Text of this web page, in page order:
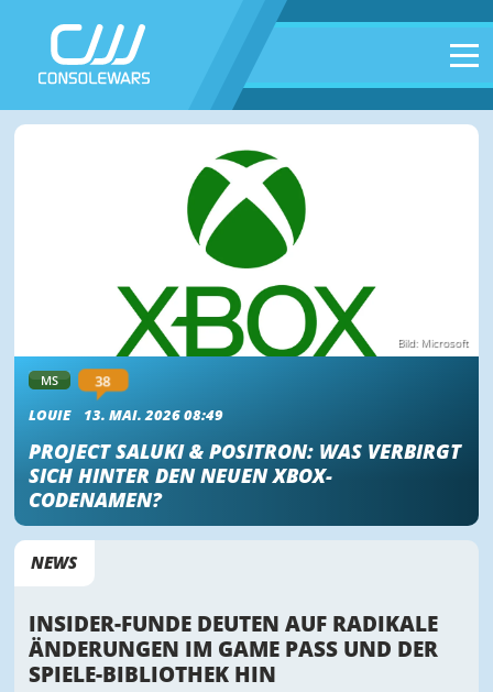
Bild: Microsoft
MS 38
LOUIE 13. MAI. 2026 08:49
PROJECT SALUKI & POSITRON: WAS VERBIRGT
SICH HINTER DEN NEUEN XBOX-
CODENAMEN?
NEWS
INSIDER-FUNDE DEUTEN AUF RADIKALE
ÄNDERUNGEN IM GAME PASS UND DER
SPIELE-BIBLIOTHEK HIN